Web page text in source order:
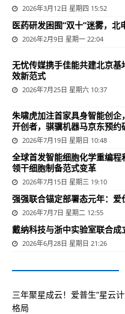
2026年3月12日 星期四 15:52
医药研发困囿“双十”迷雾，
2026年2月9日 星期一 22:04
无忧传媒携手佳能共建北京基
效新范式
2026年7月25日 星期六 10:37
朱啸虎加注首家具身智能创
开创者，骐骥机器马京东预约
2026年7月19日 星期日 10:48
全球首发智能细胞化学重编
领干细胞制备范式变革
2026年7月15日 星期三 19:10
强强联合锚定部署态元年：
2026年7月7日 星期二 12:55
戴纳科技与浙中实验室联合
2026年6月28日 星期日 21:26
三年聚星成云！爱普生“星云
格局